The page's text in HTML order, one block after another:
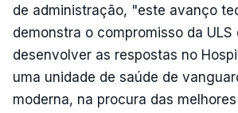
de administração, "este avanço
demonstra o compromisso da ULS
desenvolver as respostas no
uma unidade de saúde de
moderna, na procura das